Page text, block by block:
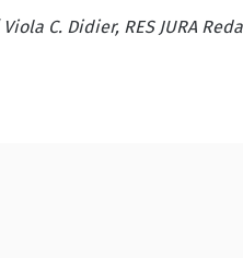
C. Didier, RES JURA